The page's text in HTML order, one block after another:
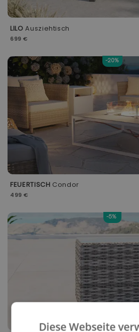
LILO Ausziehtisch
699 €
-20%
FEUERTISCH Condor
499 €
-5%
Diese Webseite